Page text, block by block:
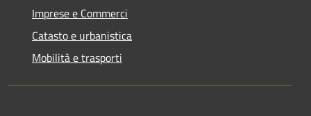
Imprese e Commerci
Catasto e urbanistica
Mobilità e trasporti